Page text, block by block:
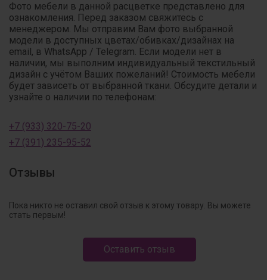
Фото мебели в данной расцветке представлено для
ознакомления. Перед заказом свяжитесь с
менеджером. Мы отправим Вам фото выбранной
модели в доступных цветах/обивках/дизайнах на
email, в WhatsApp / Telegram. Если модели нет в
наличии, мы выполним индивидуальный текстильный
дизайн с учётом Ваших пожеланий! Стоимость мебели
будет зависеть от выбранной ткани. Обсудите детали и
узнайте о наличии по телефонам:
+7 (933) 320-75-20
+7 (391) 235-95-52
Отзывы
Пока никто не оставил свой отзыв к этому товару. Вы можете
стать первым!
Оставить отзыв